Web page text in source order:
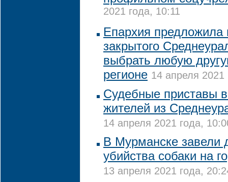
2021 года, 10:11
Епархия предложила
закрытого
выбрать любую
регионе 14 апреля 2021
Судебные приставы
жителей из
14 апреля 2021 года,
В Мурманске завели
убийства собаки на
13 апреля 2021 года,